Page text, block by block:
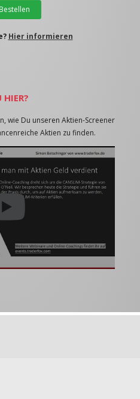
Hier informieren
HIER?
wie Du unseren Aktien-Screener
Aktien zu finden.